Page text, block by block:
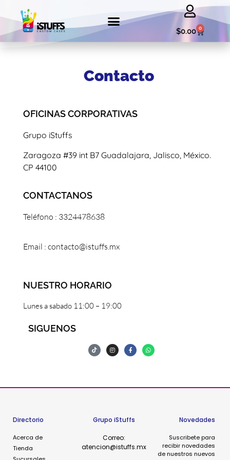
$0.00 0
Contacto
OFICINAS CORPORATIVAS
Grupo iStuffs
Zaragoza #39 int B7 Guadalajara, Jalisco, México.
CP 44100
CONTACTANOS
Teléfono : 3324478638
Email : contacto@istuffs.mx
NUESTRO HORARIO
Lunes a sabado 11:00 – 19:00
SIGUENOS
Directorio
Acerca de
Tienda
Grupo iStuffs
Correo:
atencion@istuffs.mx
Novedades
Suscribete para
recibir novedades
de nuestros nuevos